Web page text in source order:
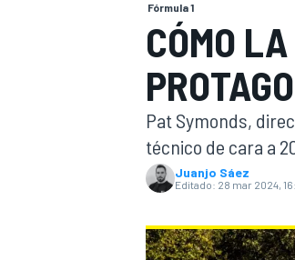
Fórmula 1
CÓMO
Pat Symonds,
técnico de cara a
Juanjo Sáez
Editado: 28 mar 2024,